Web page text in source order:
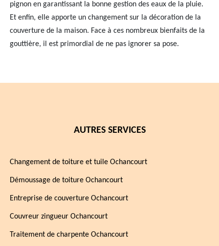
pignon en garantissant la bonne gestion des eaux de la pluie.
Et enfin, elle apporte un changement sur la décoration de la
couverture de la maison. Face à ces nombreux bienfaits de la
gouttière, il est primordial de ne pas ignorer sa pose.
AUTRES SERVICES
Changement de toiture et tuile Ochancourt
Démoussage de toiture Ochancourt
Entreprise de couverture Ochancourt
Couvreur zingueur Ochancourt
Traitement de charpente Ochancourt